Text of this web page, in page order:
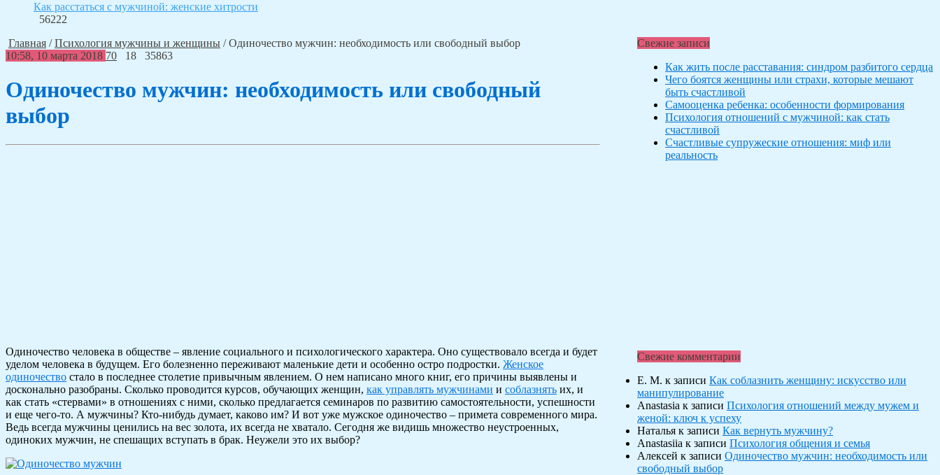
Как расстаться с мужчиной: женские хитрости
56222
Главная /Психология мужчины и женщины /Одиночество мужчин: необходимость или свободный выбор
10:58, 10 марта 2018 70 18 35863
Одиночество мужчин: необходимость или свободный
выбор
Одиночество человека в обществе – явление социального и психологического характера. Оно существовало всегда и будет
уделом человека в будущем. Его болезненно переживают маленькие дети и особенно остро подростки. Женское
одиночество стало в последнее столетие привычным явлением. О нем написано много книг, его причины выявлены и
досконально разобраны. Сколько проводится курсов, обучающих женщин, как управлять мужчинами и соблазнять их, и
как стать «стервами» в отношениях с ними, сколько предлагается семинаров по развитию самостоятельности, успешности
и еще чего-то. А мужчины? Кто-нибудь думает, каково им? И вот уже мужское одиночество – примета современного мира.
Ведь всегда мужчины ценились на вес золота, их всегда не хватало. Сегодня же видишь множество неустроенных,
одиноких мужчин, не спешащих вступать в брак. Неужели это их выбор?
Свежие записи
Как жить после расставания: синдром разбитого сердца
Чего боятся женщины или страхи, которые мешают
быть счастливой
Самооценка ребенка: особенности формирования
Психология отношений с мужчиной: как стать
счастливой
Счастливые супружеские отношения: миф или
реальность
Свежие комментарии
Е. М. к записиКак соблазнить женщину: искусство или
манипулирование
Anastasia к записиПсихология отношений между мужем и
женой: ключ к успеху
Наталья к записиКак вернуть мужчину?
Anastasiia к записиПсихология общения и семья
Алексей к записиОдиночество мужчин: необходимость или
свободный выбор